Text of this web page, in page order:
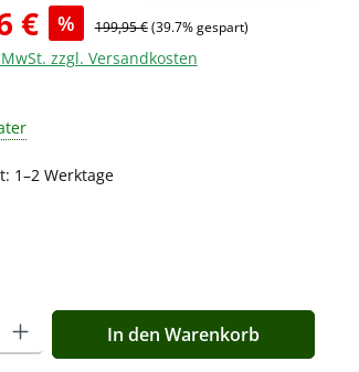
€ % 199,95 €(39.7% gespart)
zzgl. Versandkosten
1–2 Werktage
Gib den gewünschten Wert ein oder
In den Warenkorb